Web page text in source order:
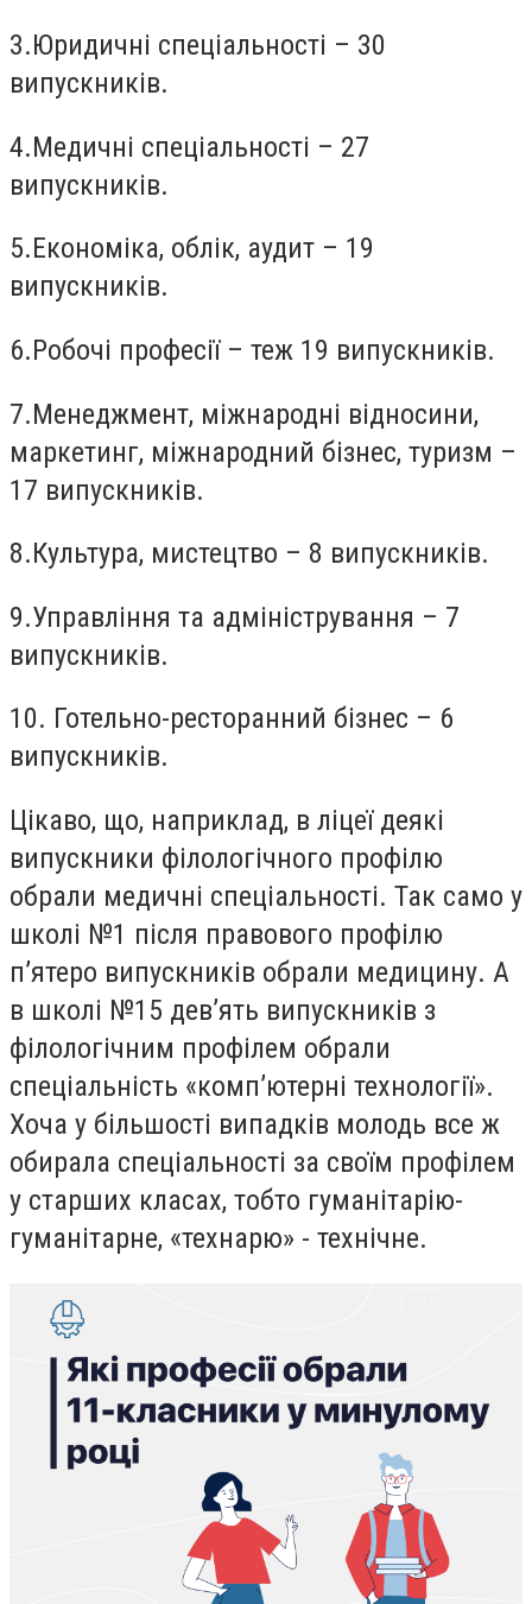
3.Юридичні спеціальності – 30
випускників.
4.Медичні спеціальності – 27
випускників.
5.Економіка, облік, аудит – 19
випускників.
6.Робочі професії – теж 19 випускників.
7.Менеджмент, міжнародні відносини,
маркетинг, міжнародний бізнес, туризм –
17 випускників.
8.Культура, мистецтво – 8 випускників.
9.Управління та адміністрування – 7
випускників.
10. Готельно-ресторанний бізнес – 6
випускників.
Цікаво, що, наприклад, в ліцеї деякі
випускники філологічного профілю
обрали медичні спеціальності. Так само у
школі №1 після правового профілю
п’ятеро випускників обрали медицину. А
в школі №15 дев’ять випускників з
філологічним профілем обрали
спеціальність «комп’ютерні технології».
Хоча у більшості випадків молодь все ж
обирала спеціальності за своїм профілем
у старших класах, тобто гуманітарію-
гуманітарне, «технарю» - технічне.